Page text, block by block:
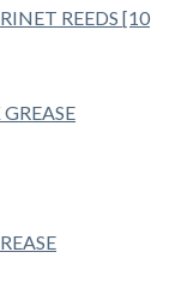
REEDS [10